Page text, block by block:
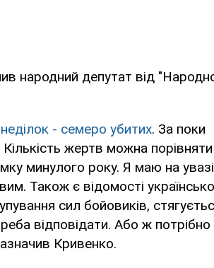
народний депутат від
- семеро убитих. За поки
жертв можна
минулого року. Я маю на увазі
Також є відомості
сил бойовиків,
відповідати. Або ж потрібно
Кривенко.